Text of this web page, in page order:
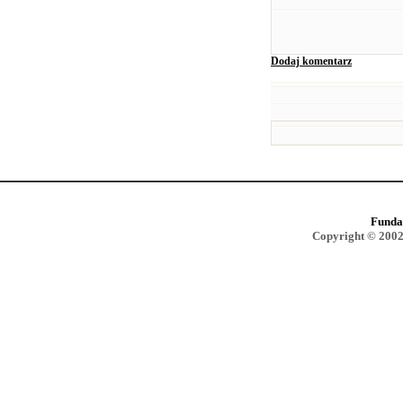
Dodaj komentarz
Copyright ©